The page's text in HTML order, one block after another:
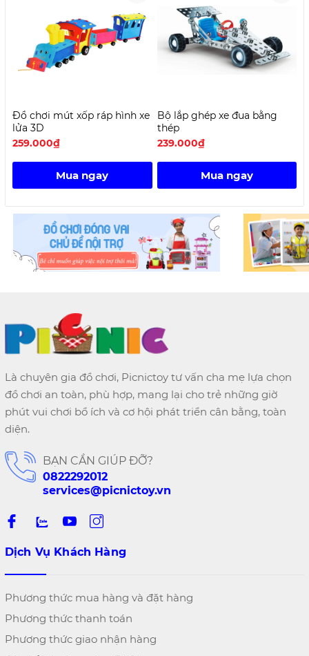
Đồ chơi mút xốp ráp hình xe
lửa 3D
259.000₫
Mua ngay
Bộ lắp ghép xe đua bằng
thép
239.000₫
Mua ngay
Là chuyên gia đồ chơi, Picnictoy tư vấn cha mẹ lựa chọn
đồ chơi an toàn, phù hợp, mang lại cho trẻ những giờ
phút vui chơi bổ ích và cơ hội phát triển cân bằng, toàn
diện.
BẠN CẦN GIÚP ĐỠ?
0822292012
services@picnictoy.vn
Dịch Vụ Khách Hàng
Phương thức mua hàng và đặt hàng
Phương thức thanh toán
Phương thức giao nhận hàng